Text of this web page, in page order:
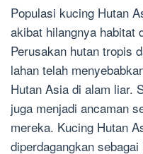
Populasi kucing Hutan
akibat hilangnya habitat
Perusakan hutan tropis
lahan telah
Hutan Asia di alam liar.
juga menjadi ancaman
mereka. Kucing Hutan
diperdagangkan